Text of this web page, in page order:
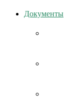
Документы